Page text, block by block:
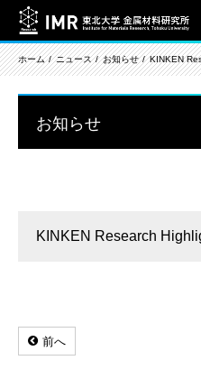
ホーム ニュース お知らせ KINKEN
お知らせ
KINKEN Research
前へ